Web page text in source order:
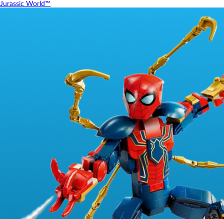
Jurassic World™